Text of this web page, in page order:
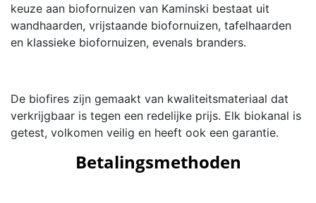
keuze aan biofornuizen van Kaminski bestaat uit
wandhaarden, vrijstaande biofornuizen, tafelhaarden
en klassieke biofornuizen, evenals branders.
De biofires zijn gemaakt van kwaliteitsmateriaal dat
verkrijgbaar is tegen een redelijke prijs. Elk biokanal is
getest, volkomen veilig en heeft ook een garantie.
Betalingsmethoden